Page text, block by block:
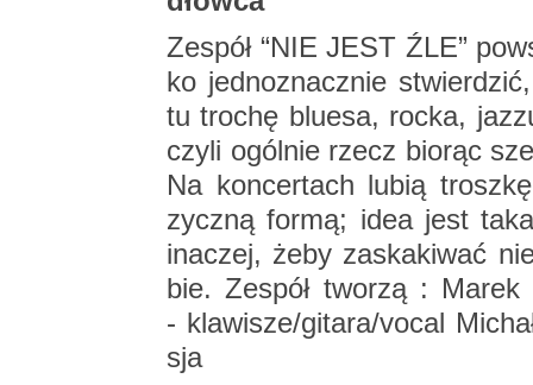
Ze­spół “NIE JEST ŹLE”
ko jed­no­znacz­nie
tu tro­chę blu­esa, rocka,
czyli ogól­nie rzecz bio­rąc
Na kon­cer­tach lubią
zycz­ną formą; idea jest
ina­czej, żeby za­ska­ki­wać
bie. Ze­spół two­rzą : Marek
- kla­wi­sze/gi­ta­ra/vocal
sja